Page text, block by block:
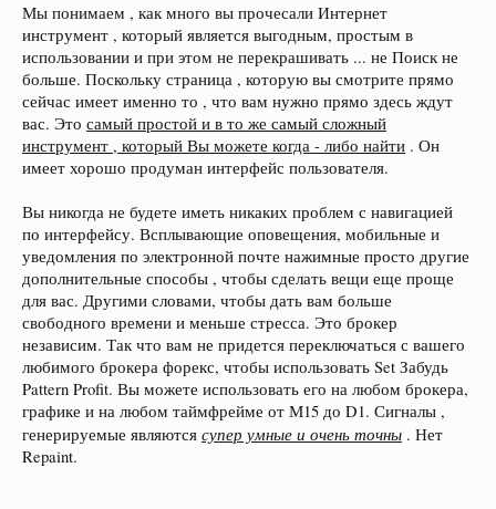
Мы понимаем , как много вы прочесали Интернет
инструмент , который является выгодным, простым в
использовании и при этом не перекрашивать ... не Поиск не
больше. Поскольку страница , которую вы смотрите прямо
сейчас имеет именно то , что вам нужно прямо здесь ждут
вас. Это самый простой и в то же самый сложный
инструмент , который Вы можете когда - либо найти . Он
имеет хорошо продуман интерфейс пользователя.
Вы никогда не будете иметь никаких проблем с навигацией
по интерфейсу. Всплывающие оповещения, мобильные и
уведомления по электронной почте нажимные просто другие
дополнительные способы , чтобы сделать вещи еще проще
для вас. Другими словами, чтобы дать вам больше
свободного времени и меньше стресса. Это брокер
независим. Так что вам не придется переключаться с вашего
любимого брокера форекс, чтобы использовать Set Забудь
Pattern Profit. Вы можете использовать его на любом брокера,
графике и на любом таймфрейме от М15 до D1. Сигналы ,
генерируемые являются супер умные и очень точны . Нет
Repaint.